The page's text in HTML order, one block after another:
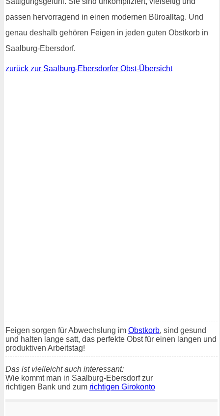
passen hervorragend in einen modernen Büroalltag. Und
genau deshalb gehören Feigen in jeden guten Obstkorb in
Saalburg-Ebersdorf.
zurück zur Saalburg-Ebersdorfer Obst-Übersicht
Feigen sorgen für Abwechslung im Obstkorb, sind gesund
und halten lange satt, das perfekte Obst für einen langen und
produktiven Arbeitstag!
Das ist vielleicht auch interessant:
Wie kommt man in Saalburg-Ebersdorf zur
richtigen Bank und zum richtigen Girokonto